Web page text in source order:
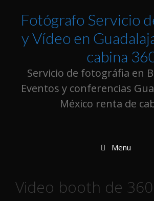
Fotógrafo Servicio
y Vídeo en
cabina
Servicio de fotográfia en
Eventos y conferencias
México renta de
Menu
Video booth de